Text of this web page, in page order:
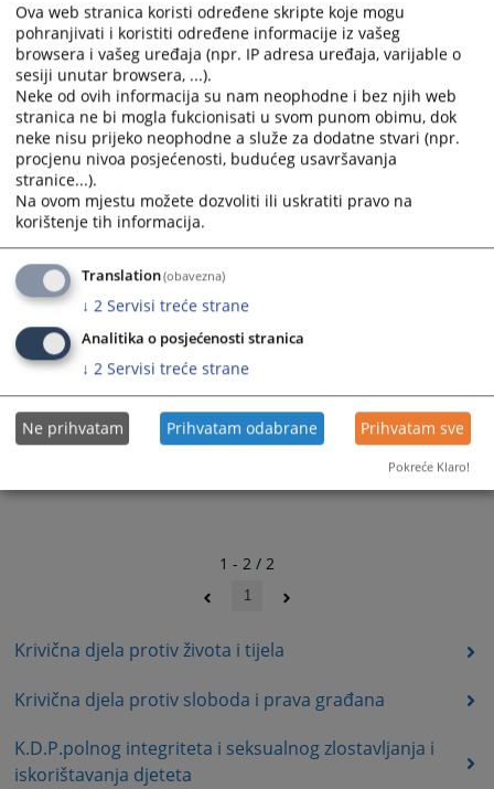
Krivična djela protiv života i tijela
Krivična djela protiv sloboda i prava građana
K.D.P.polnog integriteta i seksualnog zlostavljanja i
iskorištavanja djeteta
shortcuts
for
changing
dates.
shortcuts
for
changing
dates.
1 - 2 / 2
1
Ova web stranica koristi određene skripte koje mogu
pohranjivati i koristiti određene informacije iz vašeg
browsera i vašeg uređaja (npr. IP adresa uređaja, varijable o
sesiji unutar browsera, ...).
Neke od ovih informacija su nam neophodne i bez njih web
stranica ne bi mogla fukcionisati u svom punom obimu, dok
neke nisu prijeko neophodne a služe za dodatne stvari (npr.
procjenu nivoa posjećenosti, budućeg usavršavanja
stranice...).
Na ovom mjestu možete dozvoliti ili uskratiti pravo na
korištenje tih informacija.
Translation(obavezna)
↓ 2 Servisi treće strane
Analitika o posjećenosti stranica
↓ 2 Servisi treće strane
Ne prihvatam Prihvatam odabrane Prihvatam sve
Pokreće Klaro!